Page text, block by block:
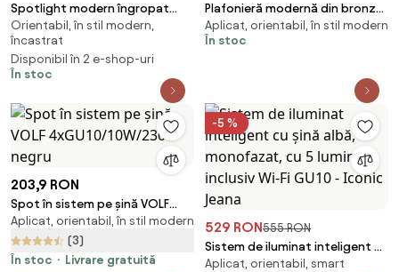
Spotlight modern îngropat
rotund alb orientabil - Installa
Orientabil, în stil modern,
încastrat
Disponibil în 2 e-shop-uri
În stoc
Plafonieră modernă din bronz
cu 3 lumini reglabile
dreptunghiulară - Jeana
Aplicat, orientabil, în stil modern
În stoc
203,9 RON
Spot în sistem pe șină VOLF
4xGU10/10W/230V negru
Aplicat, orientabil, în stil modern
(3)
În stoc
Livrare gratuită
-5 %
529 RON555 RON
Sistem de iluminat inteligent cu
șină albă, monofazat, cu 5
Aplicat, orientabil, smart